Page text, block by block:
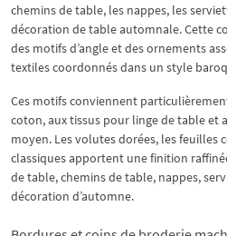
chemins de table, les nappes, les
décoration de table automnale. Cette
des motifs d’angle et des ornements
textiles coordonnés dans un style
Ces motifs conviennent
coton, aux tissus pour linge de table et
moyen. Les volutes dorées, les feuilles
classiques apportent une finition
de table, chemins de table, nappes,
décoration d’automne.